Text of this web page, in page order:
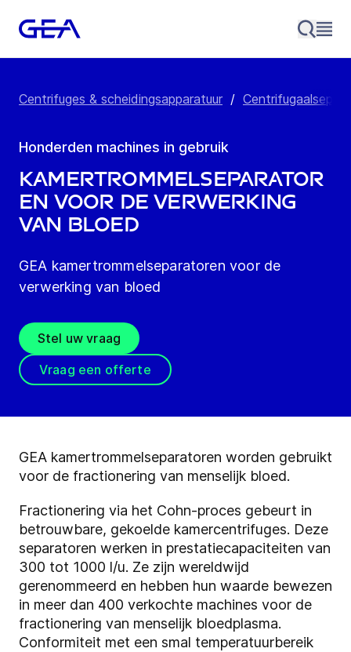
Centrifuges & scheidingsapparatuur /
Honderden machines in gebruik
Kamertrommelseparator
en voor de verwerking
van bloed
GEA kamertrommelseparatoren voor de
verwerking van bloed
Stel uw vraag
Vraag een offerte
GEA kamertrommelseparatoren worden gebruikt
voor de fractionering van menselijk bloed.
Fractionering via het Cohn-proces gebeurt in
betrouwbare, gekoelde kamercentrifuges. Deze
separatoren werken in prestatiecapaciteiten van
300 tot 1000 l/u. Ze zijn wereldwijd
gerenommeerd en hebben hun waarde bewezen
in meer dan 400 verkochte machines voor de
fractionering van menselijk bloedplasma.
Conformiteit met een smal temperatuurbereik